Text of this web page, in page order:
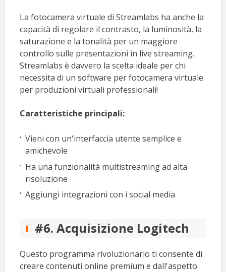
La fotocamera virtuale di Streamlabs ha anche la
capacità di regolare il contrasto, la luminosità, la
saturazione e la tonalità per un maggiore
controllo sulle presentazioni in live streaming.
Streamlabs è davvero la scelta ideale per chi
necessita di un software per fotocamera virtuale
per produzioni virtuali professionali!
Caratteristiche principali:
Vieni con un'interfaccia utente semplice e
amichevole
Ha una funzionalità multistreaming ad alta
risoluzione
Aggiungi integrazioni con i social media
#6. Acquisizione Logitech
Questo programma rivoluzionario ti consente di
creare contenuti online premium e dall'aspetto